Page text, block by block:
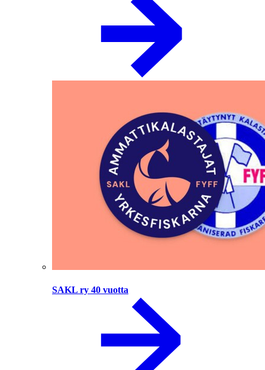
SAKL ry 40 vuotta